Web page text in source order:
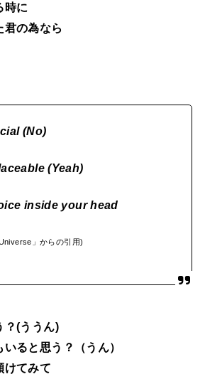
時に
君の為なら
(No)
(Yeah)
inside your head
」からの引用)
？(ううん)
ると思う？（うん）
けてみて